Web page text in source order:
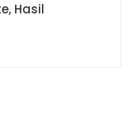
Hasil